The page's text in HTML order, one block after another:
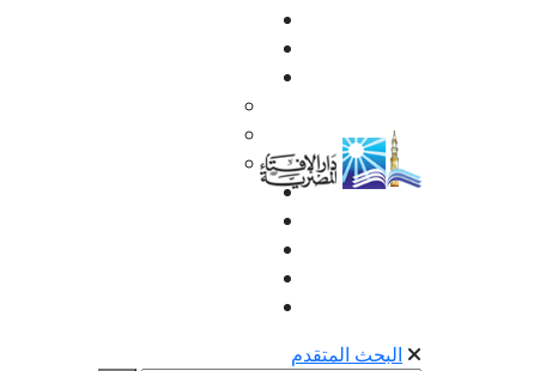
البحث المتقدم